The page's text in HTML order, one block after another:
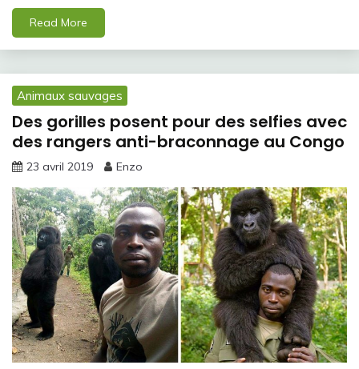
Read More
Animaux sauvages
Des gorilles posent pour des selfies avec
des rangers anti-braconnage au Congo
23 avril 2019 Enzo